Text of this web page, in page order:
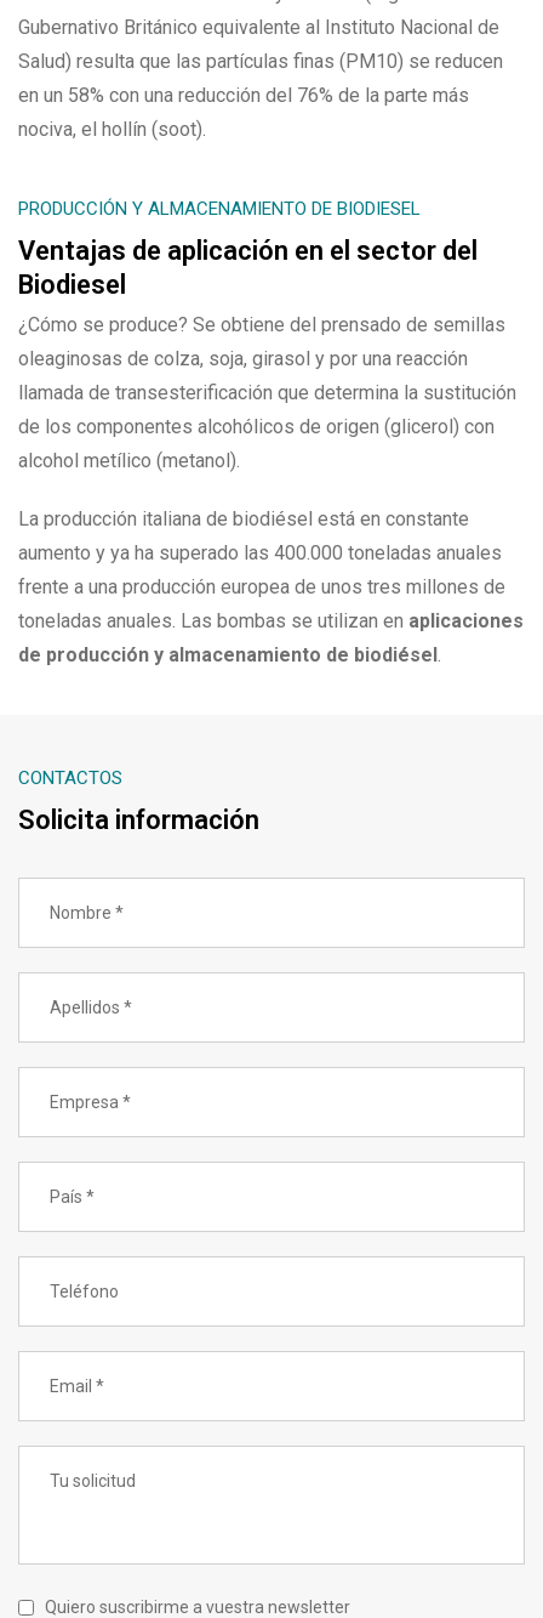
Gubernativo Británico equivalente al Instituto Nacional de
Salud) resulta que las partículas finas (PM10) se reducen
en un 58% con una reducción del 76% de la parte más
nociva, el hollín (soot).
PRODUCCIÓN Y ALMACENAMIENTO DE BIODIESEL
Ventajas de aplicación en el sector del
Biodiesel
¿Cómo se produce? Se obtiene del prensado de semillas
oleaginosas de colza, soja, girasol y por una reacción
llamada de transesterificación que determina la sustitución
de los componentes alcohólicos de origen (glicerol) con
alcohol metílico (metanol).
La producción italiana de biodiésel está en constante
aumento y ya ha superado las 400.000 toneladas anuales
frente a una producción europea de unos tres millones de
toneladas anuales. Las bombas se utilizan en aplicaciones
de producción y almacenamiento de biodiésel.
CONTACTOS
Solicita información
Quiero suscribirme a vuestra newsletter